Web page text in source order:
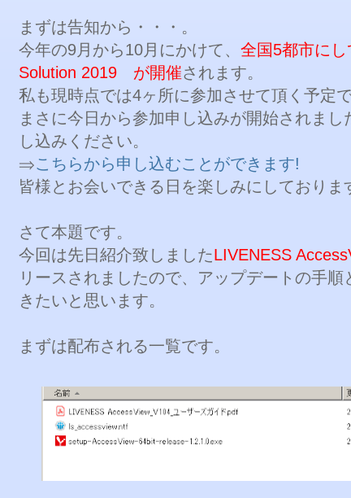
まずは告知から・・・。
今年の9月から10月にかけて、 全国5都市に
Solution 2019 が開催されます。
私も現時点では4ヶ所に参加させて頂く予定で
まさに今日から参加申し込みが開始されまし
し込みください。
⇒こちらから申し込むことができます!
皆様とお会いできる日を楽しみにしておりま
さて本題です。
今回は先日紹介致しましたLIVENESS
リースされましたので、アップデートの手
きたいと思います。
まずは配布される一覧です。